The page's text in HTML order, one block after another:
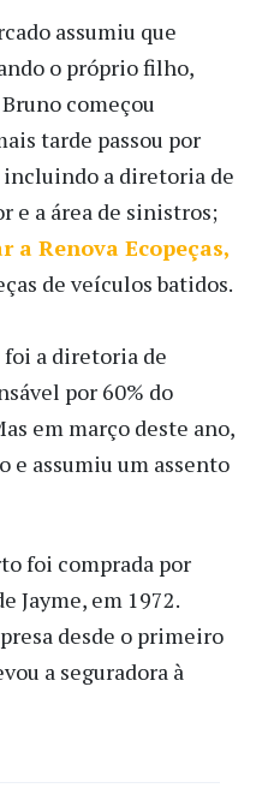
assumiu que
o próprio filho,
começou
tarde passou por
incluindo a diretoria de
e a área de sinistros;
a Renova Ecopeças,
de veículos batidos.
foi a diretoria de
por 60% do
em março deste ano,
e assumiu um assento
foi comprada por
Jayme, em 1972.
desde o primeiro
a seguradora à